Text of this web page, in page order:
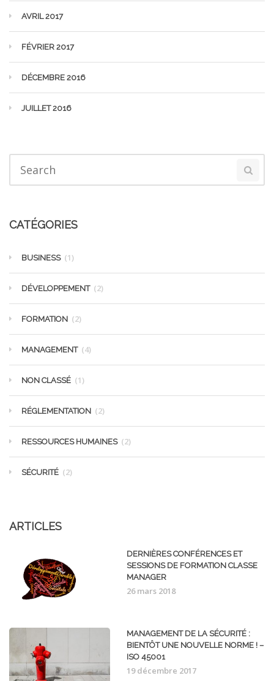
AVRIL 2017
FÉVRIER 2017
DÉCEMBRE 2016
JUILLET 2016
CATÉGORIES
BUSINESS (1)
DÉVELOPPEMENT (2)
FORMATION (2)
MANAGEMENT (4)
NON CLASSÉ (1)
RÉGLEMENTATION (2)
RESSOURCES HUMAINES (2)
SÉCURITÉ (2)
ARTICLES
DERNIÈRES CONFÉRENCES ET
SESSIONS DE FORMATION CLASSE
MANAGER
26 mars 2018
MANAGEMENT DE LA SÉCURITÉ :
BIENTÔT UNE NOUVELLE NORME ! –
ISO 45001
19 décembre 2017